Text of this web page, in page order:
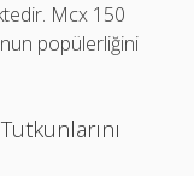
Mcx 150
popülerliğini